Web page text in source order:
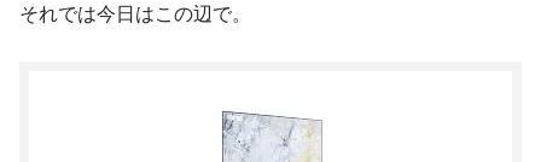
それでは今日はこの辺で。